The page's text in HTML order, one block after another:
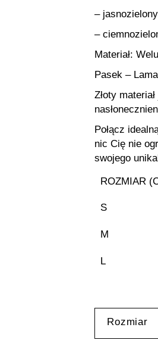
–
–
Materiał:
Pasek –
Złoty
Połącz
nic Cię nie
swojego
ROZMIAR
S
M
L
Rozmiar